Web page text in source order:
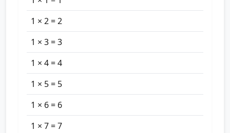
1 × 2 = 2
1 × 3 = 3
1 × 4 = 4
1 × 5 = 5
1 × 6 = 6
1 × 7 = 7